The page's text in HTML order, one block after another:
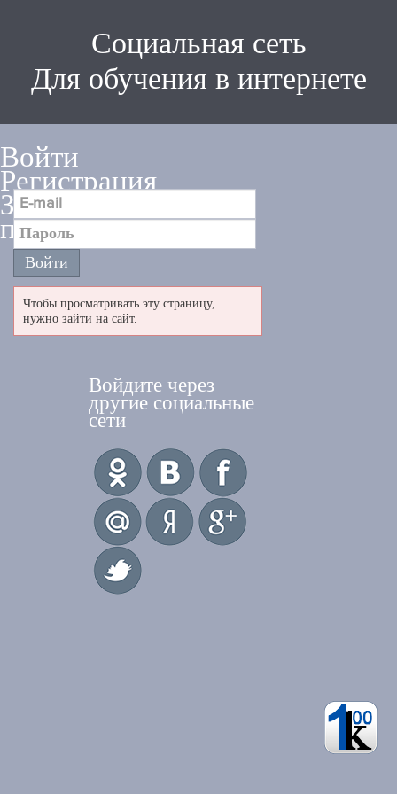
Социальная сеть
Для обучения в интернете
Войти
Регистрация
Забыли
пароль
Чтобы просматривать эту страницу,
нужно зайти на сайт.
Войдите через
другие социальные
сети